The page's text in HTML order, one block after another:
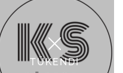
TÜKENDİ